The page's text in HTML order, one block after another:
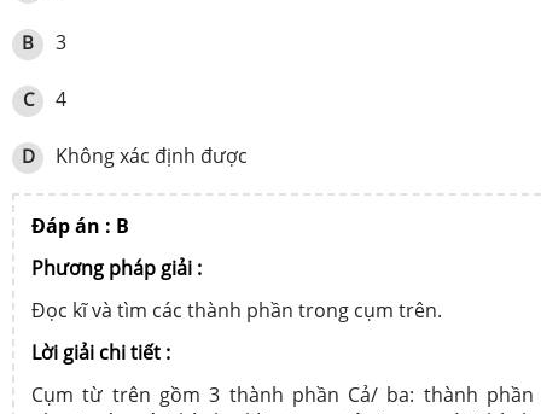
B 3
C 4
D Không xác định được
Đáp án : B
Phương pháp giải :
Đọc kĩ và tìm các thành phần trong cụm trên.
Lời giải chi tiết :
Cụm từ trên gồm 3 thành phần Cả/ ba: thành phần